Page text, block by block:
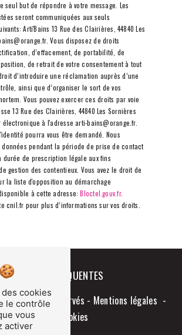
seul but de répondre à votre message. Les
seront communiquées aux seuls
Arti'Bains 13 Rue des Clairières, 44840 Les
Vous disposez de droits
d’effacement, de portabilité, de
de retrait de votre consentement à tout
d’introduire une réclamation auprès d’une
ainsi que d’organiser le sort de vos
Vous pouvez exercer ces droits par voie
13 Rue des Clairières, 44840 Les Sornières
à l'adresse arti-bains@orange.fr.
pourra vous être demandé. Nous
données pendant la période de prise de contact
durée de prescription légale aux fins
gestion des contentieux. Vous avez le droit de
la liste d'opposition au démarchage
à cette adresse: Bloctel.gouv.fr.
cnil.fr pour plus d’informations sur vos droits.
RECHERCHES FRÉQUENTES
droits réservés - Mentions légales -
Gestion des cookies
cookies
le contrôle
vous
activer